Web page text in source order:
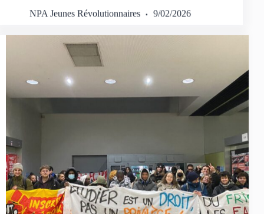
NPA Jeunes Révolutionnaires
9/02/2026